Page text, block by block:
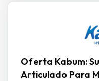
Oferta Kabum:
Articulado Para